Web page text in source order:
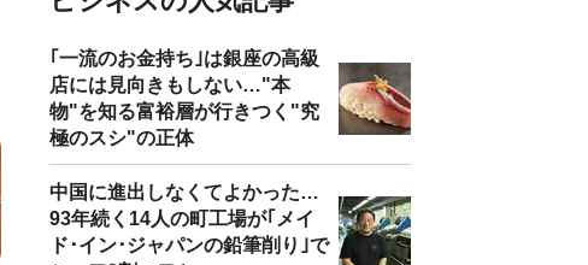
｢一流のお金持ち｣は銀座の高級
店には見向きもしない…"本
物"を知る富裕層が行きつく"究
極のスシ"の正体
中国に進出しなくてよかった…
93年続く14人の町工場が｢メイ
ド･イン･ジャパンの鉛筆削り｣で